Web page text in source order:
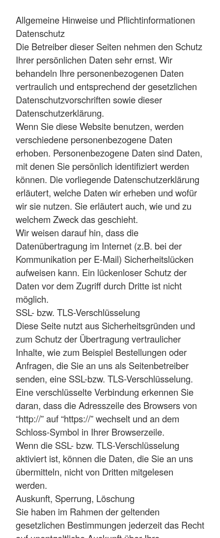
Allgemeine Hinweise und Pflichtinformationen
Datenschutz
Die Betreiber dieser Seiten nehmen den Schutz
Ihrer persönlichen Daten sehr ernst. Wir
behandeln Ihre personenbezogenen Daten
vertraulich und entsprechend der gesetzlichen
Datenschutzvorschriften sowie dieser
Datenschutzerklärung.
Wenn Sie diese Website benutzen, werden
verschiedene personenbezogene Daten
erhoben. Personenbezogene Daten sind Daten,
mit denen Sie persönlich identifiziert werden
können. Die vorliegende Datenschutzerklärung
erläutert, welche Daten wir erheben und wofür
wir sie nutzen. Sie erläutert auch, wie und zu
welchem Zweck das geschieht.
Wir weisen darauf hin, dass die
Datenübertragung im Internet (z.B. bei der
Kommunikation per E-Mail) Sicherheitslücken
aufweisen kann. Ein lückenloser Schutz der
Daten vor dem Zugriff durch Dritte ist nicht
möglich.
SSL- bzw. TLS-Verschlüsselung
Diese Seite nutzt aus Sicherheitsgründen und
zum Schutz der Übertragung vertraulicher
Inhalte, wie zum Beispiel Bestellungen oder
Anfragen, die Sie an uns als Seitenbetreiber
senden, eine SSL-bzw. TLS-Verschlüsselung.
Eine verschlüsselte Verbindung erkennen Sie
daran, dass die Adresszeile des Browsers von
“http://” auf “https://” wechselt und an dem
Schloss-Symbol in Ihrer Browserzeile.
Wenn die SSL- bzw. TLS-Verschlüsselung
aktiviert ist, können die Daten, die Sie an uns
übermitteln, nicht von Dritten mitgelesen
werden.
Auskunft, Sperrung, Löschung
Sie haben im Rahmen der geltenden
gesetzlichen Bestimmungen jederzeit das Recht